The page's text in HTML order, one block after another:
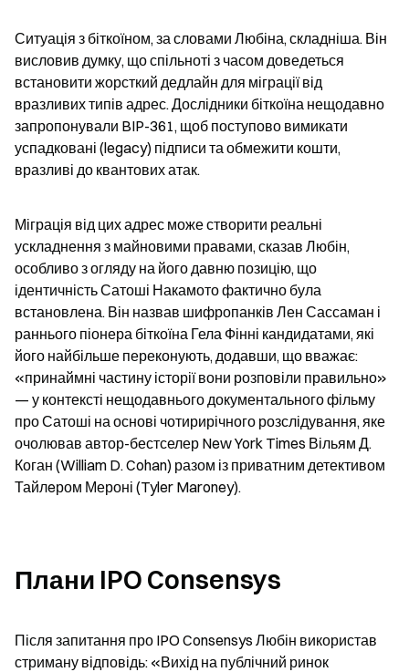
Ситуація з біткоїном, за словами Любіна, складніша. Він
висловив думку, що спільноті з часом доведеться
встановити жорсткий дедлайн для міграції від
вразливих типів адрес. Дослідники біткоїна нещодавно
запропонували BIP-361, щоб поступово вимикати
успадковані (legacy) підписи та обмежити кошти,
вразливі до квантових атак.
Міграція від цих адрес може створити реальні
ускладнення з майновими правами, сказав Любін,
особливо з огляду на його давню позицію, що
ідентичність Сатоші Накамото фактично була
встановлена. Він назвав шифропанків Лен Сассаман і
раннього піонера біткоїна Гела Фінні кандидатами, які
його найбільше переконують, додавши, що вважає:
«принаймні частину історії вони розповіли правильно»
— у контексті нещодавнього документального фільму
про Сатоші на основі чотирирічного розслідування, яке
очолював автор-бестселер New York Times Вільям Д.
Коган (William D. Cohan) разом із приватним детективом
Тайлeром Мероні (Tyler Maroney).
Плани IPO Consensys
Після запитання про IPO Consensys Любін використав
стриману відповідь: «Вихід на публічний ринок